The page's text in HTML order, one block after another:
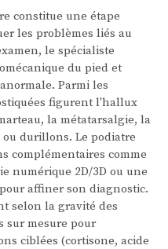
constitue une étape
les problèmes liés au
le spécialiste
du pied et
Parmi les
figurent l'hallux
la métatarsalgie, la
durillons. Le podiatre
complémentaires comme
numérique 2D/3D ou une
affiner son diagnostic.
selon la gravité des
sur mesure pour
ciblées (cortisone, acide